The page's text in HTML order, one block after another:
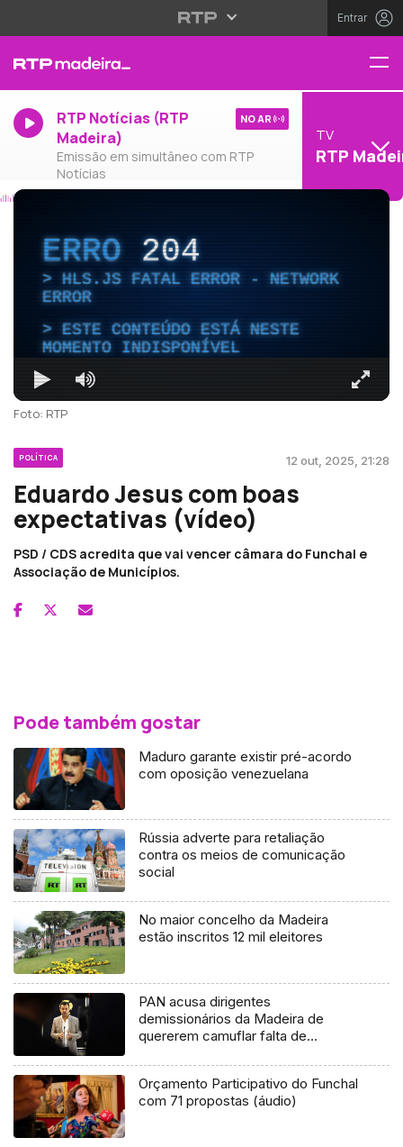
Entrar
RTP Notícias (RTP
Madeira)
Emissão em simultâneo com RTP
Notícias
NO AR
TV
RTP
ERRO204
HLS.JS FATAL ERROR - NETWORK
ERROR
ESTE CONTEÚDO ESTÁ NESTE
MOMENTO INDISPONÍVEL
Foto: RTP
POLÍTICA 12 out, 2025, 21:28
Eduardo Jesus com boas
expectativas (vídeo)
PSD / CDS acredita que vai vencer câmara do Funchal e
Associação de Municípios.
Pode também gostar
Maduro garante existir pré-acordo
com oposição venezuelana
Rússia adverte para retaliação
contra os meios de comunicação
social
No maior concelho da Madeira
estão inscritos 12 mil eleitores
PAN acusa dirigentes
demissionários da Madeira de
quererem camuflar falta de
Orçamento Participativo do Funchal
com 71 propostas (áudio)